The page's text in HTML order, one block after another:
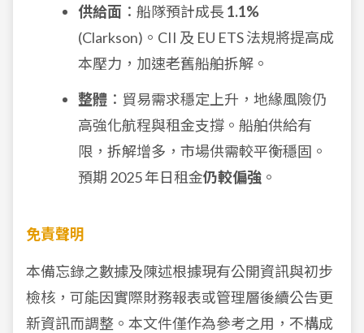
供給面 ：船隊預計成長 1.1%
(Clarkson)。CII 及 EU ETS 法規將提高成
本壓力，加速老舊船舶拆解。
整體 ：貿易需求穩定上升，地緣風險仍
高強化航程與租金支撐。船舶供給有
限，拆解增多，市場供需較平衡穩固。
預期 2025 年日租金仍較偏強 。
免責聲明
本備忘錄之數據及陳述根據現有公開資訊與初步
檢核，可能因實際財務報表或管理層後續公告更
新資訊而調整。本文件僅作為參考之用，不構成